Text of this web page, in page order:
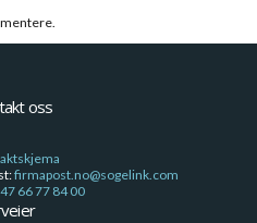
oss
firmapost.no@sogelink.com
66 77 84 00